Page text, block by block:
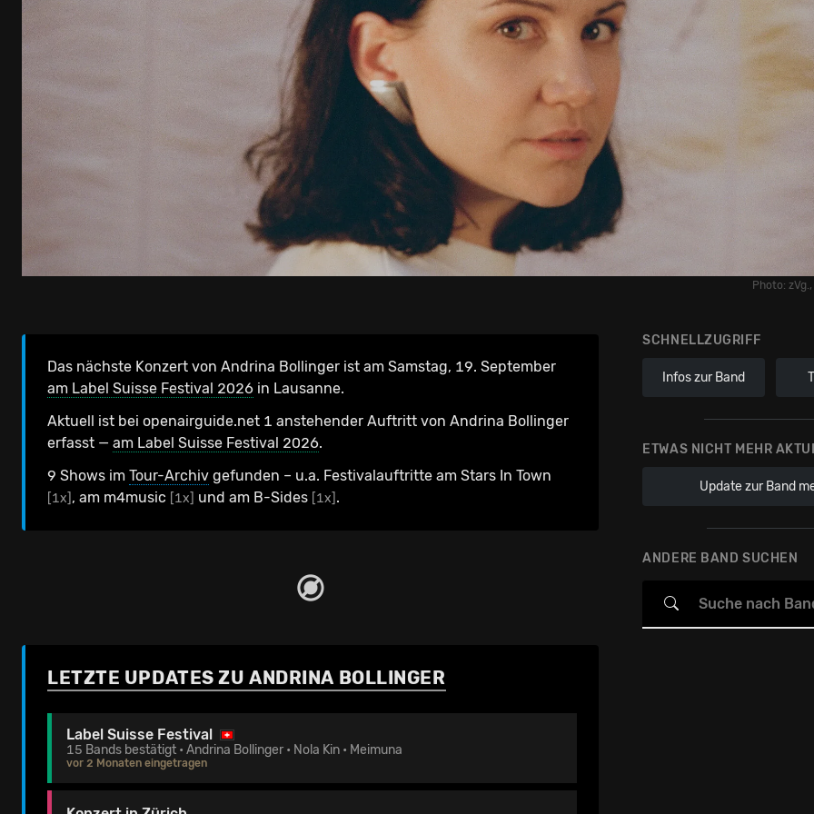
Photo:
SCHNELLZUGRIFF
Infos zur Band
ETWAS NICHT MEHR
Update zur Band
ANDERE BAND SUCHEN
Das nächste Konzert von Andrina Bollinger ist am Samstag, 19. September
am Label Suisse Festival 2026 in Lausanne.
Aktuell ist bei openairguide.net 1 anstehender Auftritt von Andrina Bollinger
erfasst — am Label Suisse Festival 2026.
9 Shows im Tour-Archiv gefunden – u.a. Festivalauftritte am Stars In Town
[1x] , am m4music [1x] und am B-Sides [1x] .
LETZTE UPDATES ZU ANDRINA BOLLINGER
Label Suisse Festival
15 Bands bestätigt • Andrina Bollinger • Nola Kin • Meimuna
vor 2 Monaten eingetragen